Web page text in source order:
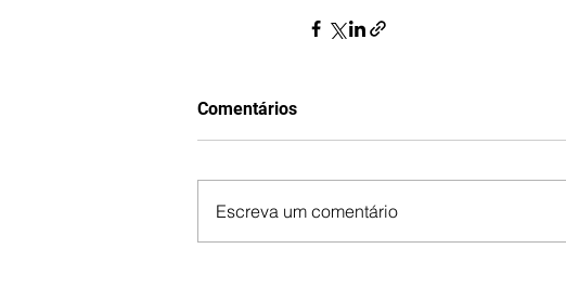
Comentários
Escreva um comentário